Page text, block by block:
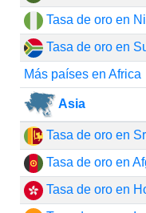
Tasa de oro en
Tasa de oro en
Más países en Africa
Asia
Tasa de oro en
Tasa de oro en
Tasa de oro en